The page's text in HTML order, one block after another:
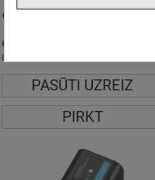
€ 99 45
dienas
PASŪTI UZREIZ
PIRKT